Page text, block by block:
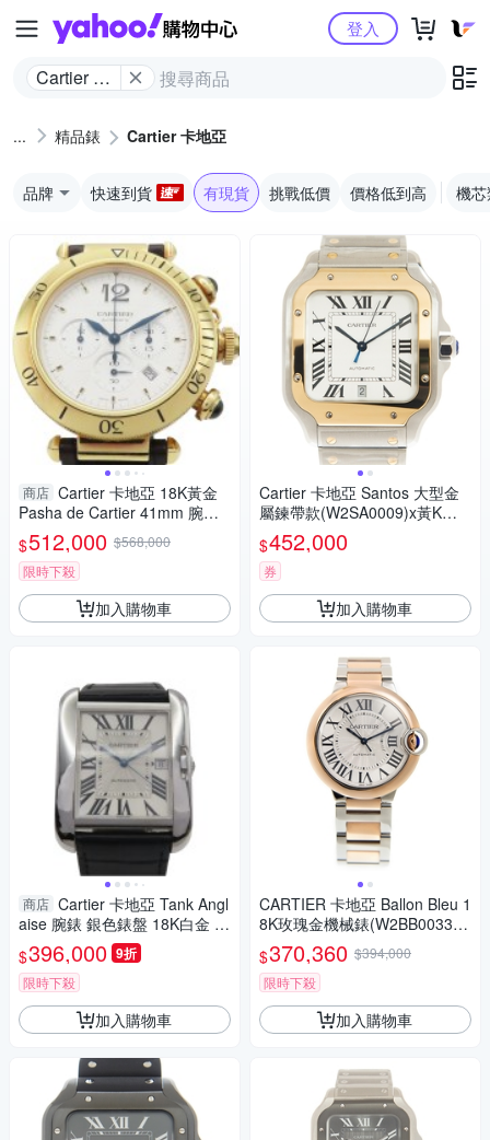
Yahoo購物中心
Cartier 卡
登入
精品錶 Cartier 卡地亞
品牌 快速到貨 有現貨 挑戰低價 價格低到高 機
商店 Cartier 卡地亞 18K黃金
Pasha de Cartier 41mm 腕錶
WGPA0017 【二手名牌BRAN
D OFF】
$512,000 $568,000
限時下殺
加入購物車
商店 Cartier 卡地亞 Tank Angl
aise 腕錶 銀色錶盤 18K白金 皮
革錶帶 W5310025 【二手名牌
BRAND OFF】
$396,000 9折
限時下殺
加入購物車
Cartier 卡地亞 Santos 大型金
屬鍊帶款(W2SA0009)x黃K金x
39.8mm
$452,000
券
加入購物車
CARTIER 卡地亞 Ballon Bleu 1
8K玫瑰金機械錶(W2BB0033) x
36mm
$370,360 $394,000
限時下殺
加入購物車